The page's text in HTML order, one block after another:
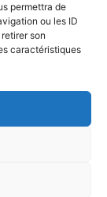
permettra de
ou les ID
son
caractéristiques